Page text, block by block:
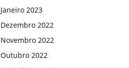
Janeiro 2023
Dezembro 2022
Novembro 2022
Outubro 2022